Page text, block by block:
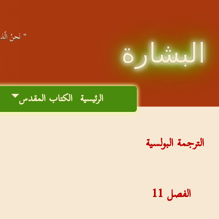
البشارة
" نَحنُ
الرئيسية الكتاب المقدس
الترجمة البولسية
الفصل11